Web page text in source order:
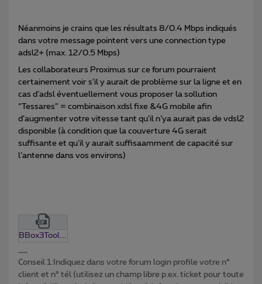
Néanmoins je crains que les résultats 8/0.4 Mbps indiqués
dans votre message pointent vers une connection type
adsl2+ (max. 12/0.5 Mbps)
Les collaborateurs Proximus sur ce forum pourraient
certainement voir s’il y aurait de problème sur la ligne et en
cas d’adsl éventuellement vous proposer la sollution
“Tessares” = combinaison xdsl fixe &4G mobile afin
d’augmenter votre vitesse tant qu’il n’ya aurait pas de vdsl2
disponible (à condition que la couverture 4G serait
suffisante et qu’il y aurait suffisaamment de capacité sur
l’antenne dans vos environs)
BBox3Tool.0.13.zip
Conseil 1:Indiquez dans votre forum login profile votre n°
client et n° tél (utilisez un champ libre p.ex. ticket pour toute